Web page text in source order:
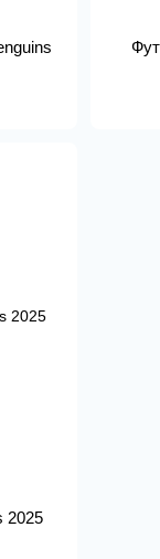
2025